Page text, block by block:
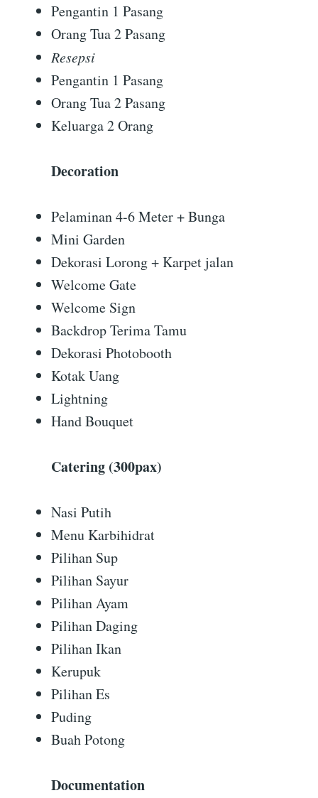
Pengantin 1 Pasang
Orang Tua 2 Pasang
Resepsi
Pengantin 1 Pasang
Orang Tua 2 Pasang
Keluarga 2 Orang
Decoration
Pelaminan 4-6 Meter + Bunga
Mini Garden
Dekorasi Lorong + Karpet jalan
Welcome Gate
Welcome Sign
Backdrop Terima Tamu
Dekorasi Photobooth
Kotak Uang
Lightning
Hand Bouquet
Catering (300pax)
Nasi Putih
Menu Karbihidrat
Pilihan Sup
Pilihan Sayur
Pilihan Ayam
Pilihan Daging
Pilihan Ikan
Kerupuk
Pilihan Es
Puding
Buah Potong
Documentation